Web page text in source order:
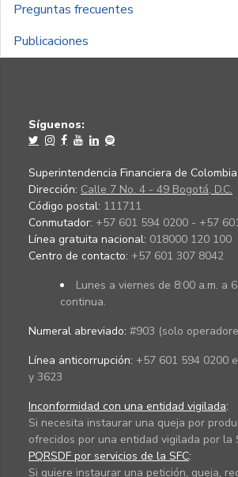
Preguntas frecuentes
Publicaciones
Síguenos:
Superintendencia Financiera de Colombia
Dirección: Calle 7 No. 4 - 49 Bogotá, D.C.
Código postal: 111711
Conmutador: +57 601 594 0200 - +57
Línea gratuita nacional: 018000 120 100
Centro de contacto: +57 601 307 8042
Lunes a viernes de 8:00 a.m. a
continua.
Numeral abreviado: #903 (solo
Línea anticorrupción: +57 601 594 0200
y 3623
Inconformidad con una entidad vigilada:
Si necesita instaurar una queja por
ofrecidos por una entidad vigilada por la
PQRSDF por servicios de la SFC:
Si quiere instaurar una petición, queja,